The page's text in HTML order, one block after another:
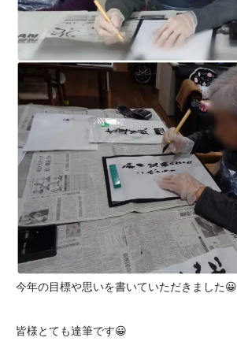
今年の目標や思いを書いていただきました😀
皆様とても達筆です😀